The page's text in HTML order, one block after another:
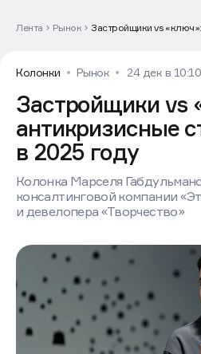
Лента Рынок
Застройщики vs
Колонки Рынок 24 дек в 10:10
Застройщики vs
антикризисные
в 2025 году
Колонка Марселя
консалтинговой компании
и девелопера «Творчество»